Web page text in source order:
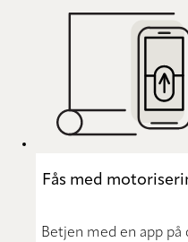
Fås med
Betjen med en app på